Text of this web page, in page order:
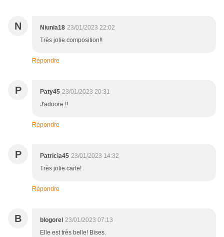
N Niunia18 23/01/2023 22:02
Très jolie composition!!
Répondre
P Paty45 23/01/2023 20:31
J'adoore !!
Répondre
P Patricia45 23/01/2023 14:32
Très jolie carte!
Répondre
B blogorel 23/01/2023 07:13
Elle est très belle! Bises.